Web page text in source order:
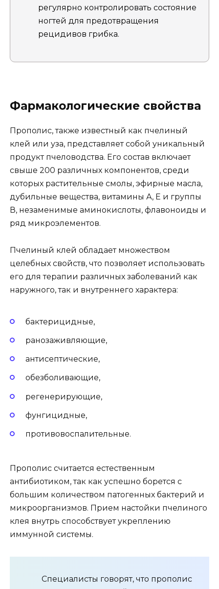
регулярно контролировать состояние
ногтей для предотвращения
рецидивов грибка.
Фармакологические свойства
Прополис, также известный как пчелиный
клей или уза, представляет собой уникальный
продукт пчеловодства. Его состав включает
свыше 200 различных компонентов, среди
которых растительные смолы, эфирные масла,
дубильные вещества, витамины А, Е и группы
В, незаменимые аминокислоты, флавоноиды и
ряд микроэлементов.
Пчелиный клей обладает множеством
целебных свойств, что позволяет использовать
его для терапии различных заболеваний как
наружного, так и внутреннего характера:
бактерицидные,
ранозаживляющие,
антисептические,
обезболивающие,
регенерирующие,
фунгицидные,
противовоспалительные.
Прополис считается естественным
антибиотиком, так как успешно борется с
большим количеством патогенных бактерий и
микроорганизмов. Прием настойки пчелиного
клея внутрь способствует укреплению
иммунной системы.
Специалисты говорят, что прополис